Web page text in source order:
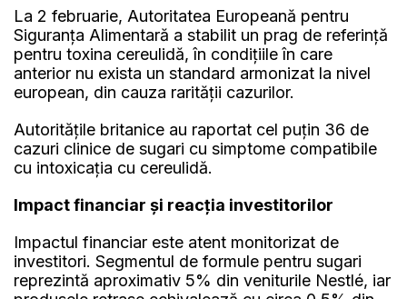
La 2 februarie, Autoritatea Europeană pentru
Siguranţa Alimentară a stabilit un prag de referinţă
pentru toxina cereulidă, în condiţiile în care
anterior nu exista un standard armonizat la nivel
european, din cauza rarităţii cazurilor.
Autorităţile britanice au raportat cel puţin 36 de
cazuri clinice de sugari cu simptome compatibile
cu intoxicaţia cu cereulidă.
Impact financiar şi reacţia investitorilor
Impactul financiar este atent monitorizat de
investitori. Segmentul de formule pentru sugari
reprezintă aproximativ 5% din veniturile Nestlé, iar